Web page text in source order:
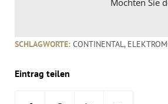
Möchten Sie
SCHLAGWORTE: CONTINENTAL,
Eintrag teilen